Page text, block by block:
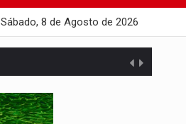
Sábado, 8 de Agosto de 2026